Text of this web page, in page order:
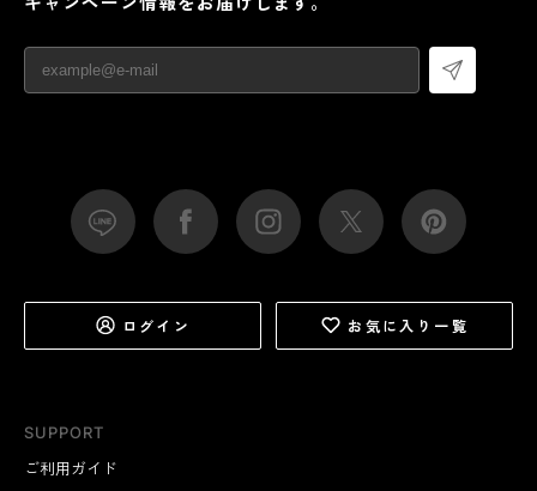
SUPPORT
ご利用ガイド
ログイン お気に入り一覧